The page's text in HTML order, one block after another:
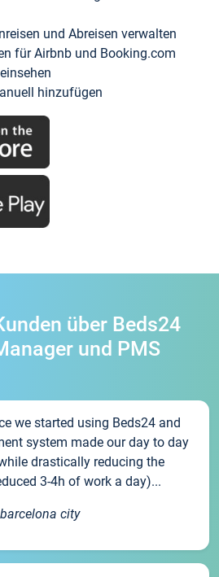
und Abreisen verwalten
für Airbnb und Booking.com
hinzufügen
über Beds24
und PMS
we started using Beds24 and
system made our day to day
drastically reducing the
3-4h of work a day)...
city